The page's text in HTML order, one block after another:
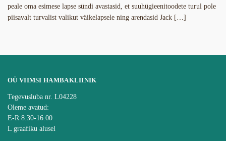
peale oma esimese lapse sündi avastasid, et suuhügieenitoodete turul pole
piisavalt turvalist valikut väikelapsele ning arendasid Jack […]
OÜ VIIMSI HAMBAKLIINIK
Tegevusluba nr. L04228
Oleme avatud:
E-R 8.30-16.00
L graafiku alusel